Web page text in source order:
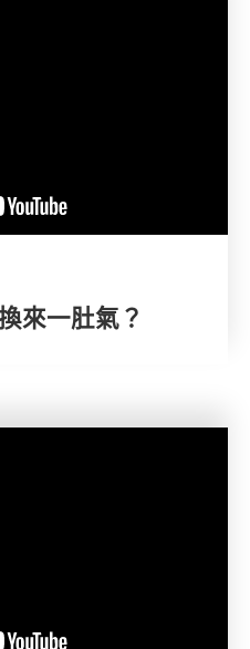
來一肚氣？